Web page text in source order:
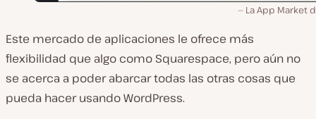
La App Market
Este mercado de aplicaciones le ofrece más
flexibilidad que algo como Squarespace, pero aún no
se acerca a poder abarcar todas las otras cosas que
pueda hacer usando WordPress.